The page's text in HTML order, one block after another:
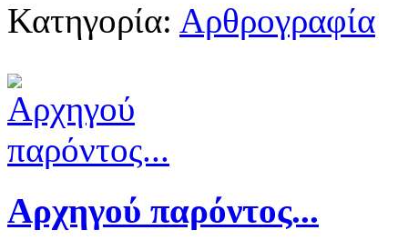
Κατηγορία: Αρθρογραφία
Αρχηγού παρόντος...